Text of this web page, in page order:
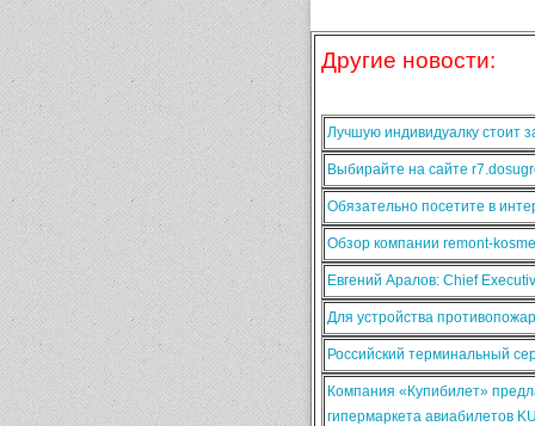
Другие новости:
Лучшую индивидуалку стоит
Выбирайте на сайте
Обязательно посетите в
Обзор компании remont-
Евгений Аралов: Chief
Для устройства
Российский терминальный
Компания «Купибилет»
гипермаркета авиабилетов